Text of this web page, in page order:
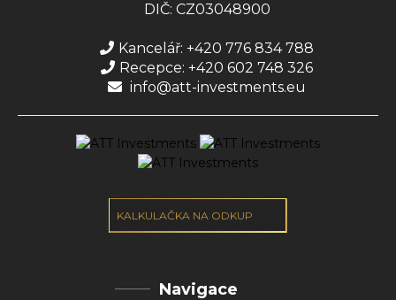
DIČ: CZ03048900
Kancelář: +420 776 834 788
Recepce: +420 602 748 326
info@att-investments.eu
KALKULAČKA NA ODKUP
Navigace